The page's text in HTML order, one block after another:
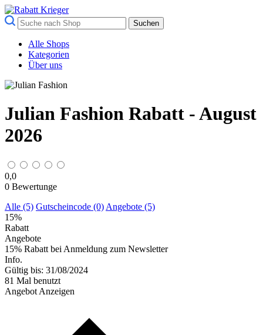
Suchen
Alle Shops
Kategorien
Über uns
Julian Fashion Rabatt - August
2026
0,0
0 Bewertunge
Alle (5) Gutscheincode (0) Angebote (5)
15%
Rabatt
Angebote
15% Rabatt bei Anmeldung zum Newsletter
Info.
Gültig bis: 31/08/2024
81 Mal benutzt
Angebot Anzeigen